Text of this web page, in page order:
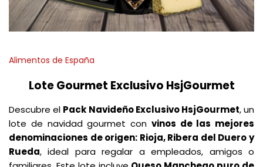
Alimentos de España
Lote Gourmet Exclusivo HsjGourmet
Descubre el Pack Navideño Exclusivo HsjGourmet, un
lote de navidad gourmet con vinos de las mejores
denominaciones de origen: Rioja, Ribera del Duero y
Rueda, ideal para regalar a empleados, amigos o